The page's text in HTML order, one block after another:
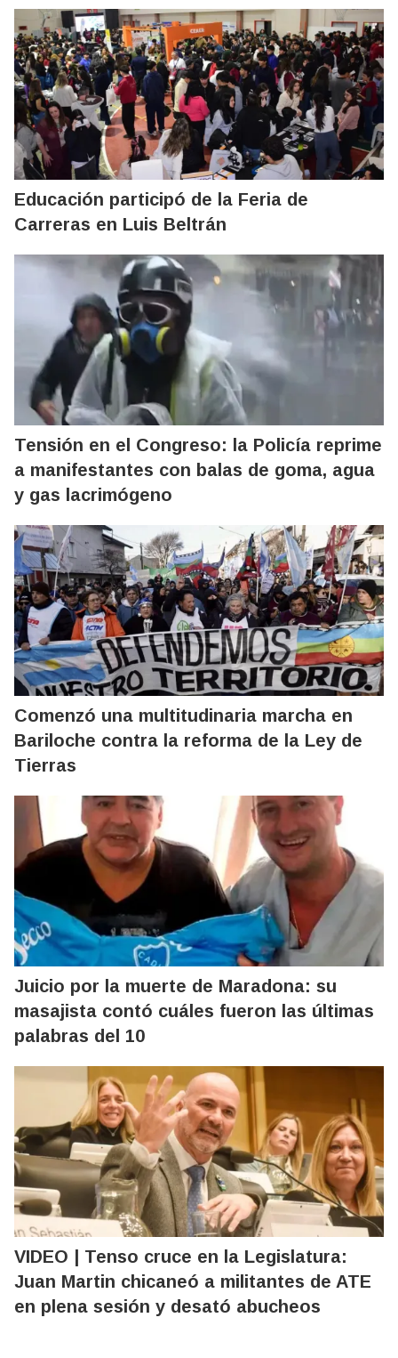
Educación participó de la Feria de
Carreras en Luis Beltrán
Tensión en el Congreso: la Policía reprime
a manifestantes con balas de goma, agua
y gas lacrimógeno
Comenzó una multitudinaria marcha en
Bariloche contra la reforma de la Ley de
Tierras
Juicio por la muerte de Maradona: su
masajista contó cuáles fueron las últimas
palabras del 10
VIDEO | Tenso cruce en la Legislatura:
Juan Martin chicaneó a militantes de ATE
en plena sesión y desató abucheos